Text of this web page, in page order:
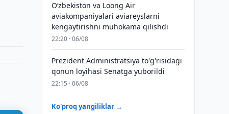
Oʻzbekiston va Loong Air
aviakompaniyalari aviareyslarni
kengaytirishni muhokama qilishdi
22:20 · 06/08
Prezident Administratsiya to'g'risidagi
qonun loyihasi Senatga yuborildi
22:15 · 06/08
Ko'proq yangiliklar →